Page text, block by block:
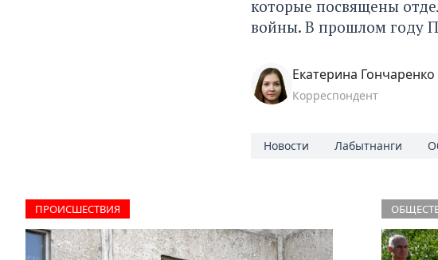
которые посвящены
войны. В прошлом году
Екатерина Гончаренко
Корреспондент
Новости Лабытнанги
ПРОИCШЕСТВИЯ